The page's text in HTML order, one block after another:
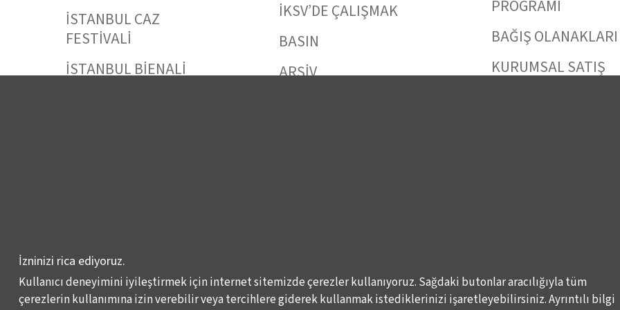
İSTANBUL CAZ
FESTİVALİ
İSTANBUL BİENALİ
LEYLA GENCER ŞAN
YARIŞMASI
İKSV’DE ÇALIŞMAK
BASIN
ARŞİV
PROGRAMI
BAĞIŞ OLANAKLARI
KURUMSAL SATIŞ
İzninizi rica ediyoruz.
Kullanıcı deneyimini iyileştirmek için internet sitemizde çerezler kullanıyoruz. Sağdaki butonlar aracılığıyla tüm
çerezlerin kullanımına izin verebilir veya tercihlere giderek kullanmak istediklerinizi işaretleyebilirsiniz. Ayrıntılı bilgi